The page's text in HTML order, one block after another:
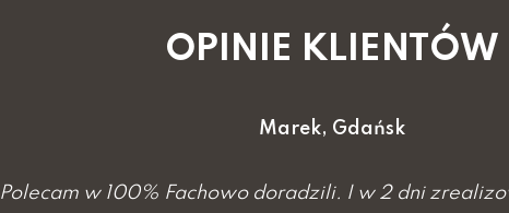
OPINIE KLIENTÓW
Marek, Gdańsk
Polecam w 100% Fachowo doradzili. I w 2 dni